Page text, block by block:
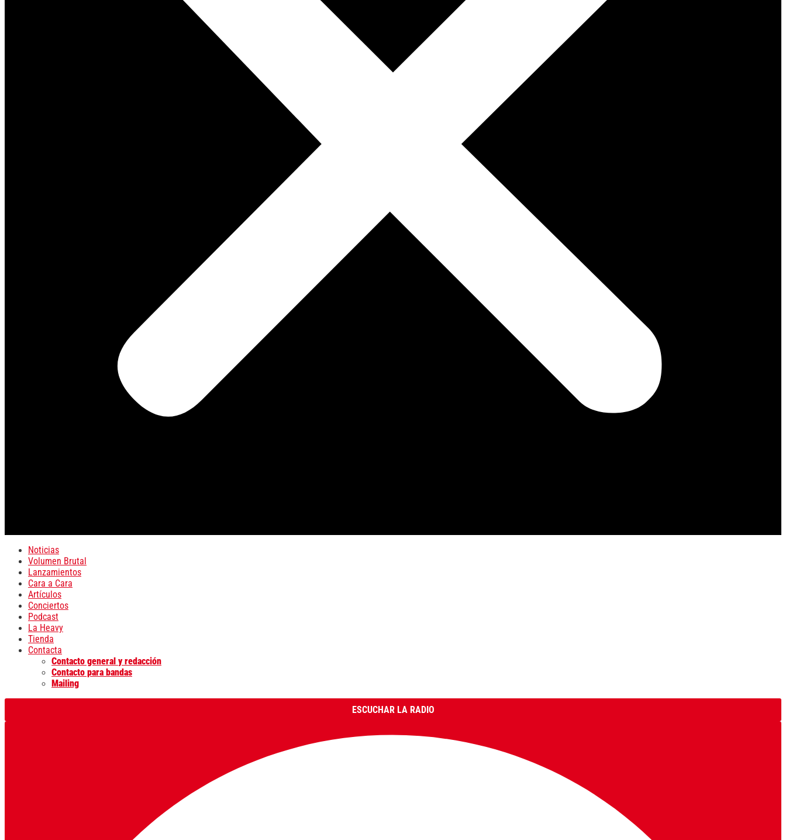
Noticias
Volumen Brutal
Lanzamientos
Cara a Cara
Artículos
Conciertos
Podcast
La Heavy
Tienda
Contacta
Contacto general y redacción
Contacto para bandas
Mailing
ESCUCHAR LA RADIO